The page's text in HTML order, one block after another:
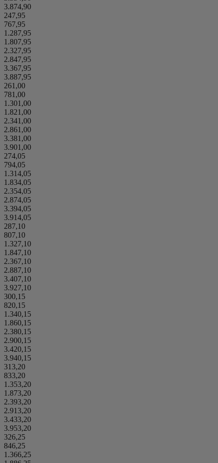
3.874,90
247,95
767,95
1.287,95
1.807,95
2.327,95
2.847,95
3.367,95
3.887,95
261,00
781,00
1.301,00
1.821,00
2.341,00
2.861,00
3.381,00
3.901,00
274,05
794,05
1.314,05
1.834,05
2.354,05
2.874,05
3.394,05
3.914,05
287,10
807,10
1.327,10
1.847,10
2.367,10
2.887,10
3.407,10
3.927,10
300,15
820,15
1.340,15
1.860,15
2.380,15
2.900,15
3.420,15
3.940,15
313,20
833,20
1.353,20
1.873,20
2.393,20
2.913,20
3.433,20
3.953,20
326,25
846,25
1.366,25